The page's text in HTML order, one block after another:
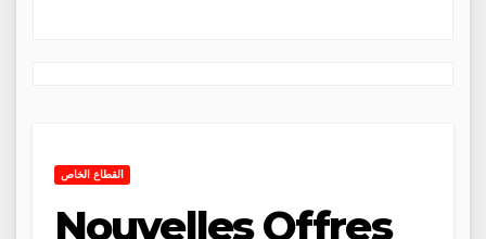
القطاع الخاص
Nouvelles Offres